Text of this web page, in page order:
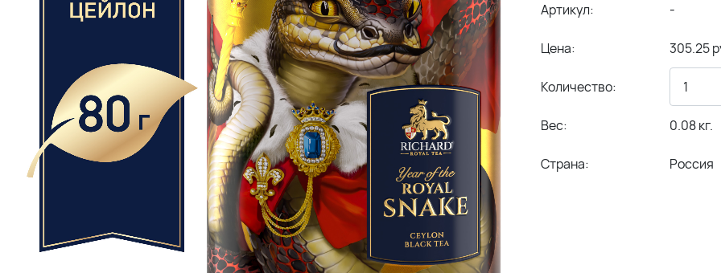
Артикул: -
Цена: 305.25
Количество:
Вес: 0.08 кг.
Страна: Россия